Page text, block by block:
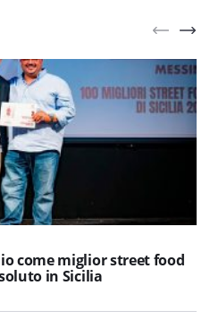
come miglior street food
in Sicilia